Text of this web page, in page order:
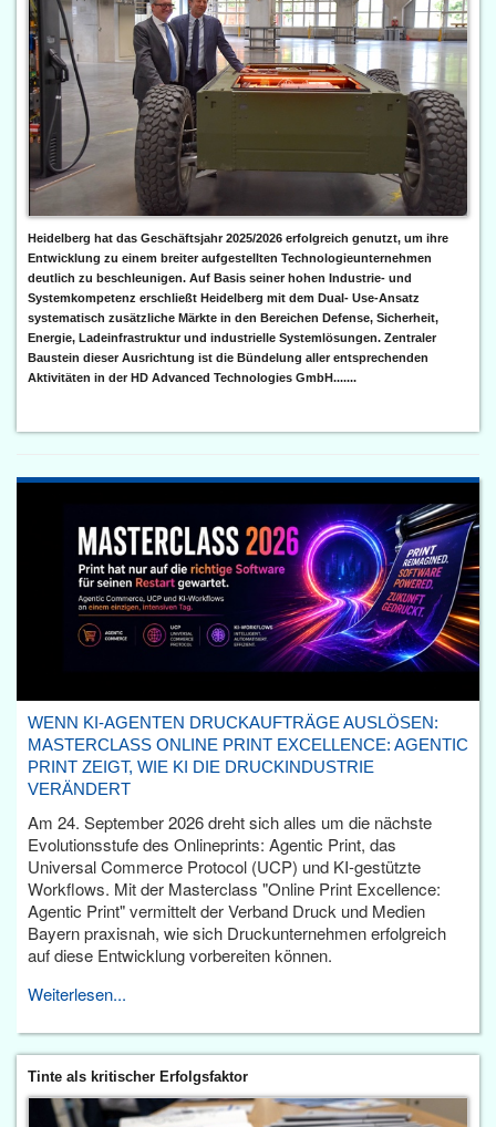
Heidelberg hat das Geschäftsjahr 2025/2026 erfolgreich genutzt, um ihre
Entwicklung zu einem breiter aufgestellten Technologieunternehmen
deutlich zu beschleunigen. Auf Basis seiner hohen Industrie- und
Systemkompetenz erschließt Heidelberg mit dem Dual- Use-Ansatz
systematisch zusätzliche Märkte in den Bereichen Defense, Sicherheit,
Energie, Ladeinfrastruktur und industrielle Systemlösungen. Zentraler
Baustein dieser Ausrichtung ist die Bündelung aller entsprechenden
Aktivitäten in der HD Advanced Technologies GmbH.......
WENN KI-AGENTEN DRUCKAUFTRÄGE AUSLÖSEN:
MASTERCLASS ONLINE PRINT EXCELLENCE: AGENTIC
PRINT ZEIGT, WIE KI DIE DRUCKINDUSTRIE
VERÄNDERT
Am 24. September 2026 dreht sich alles um die nächste
Evolutionsstufe des Onlineprints: Agentic Print, das
Universal Commerce Protocol (UCP) und KI-gestützte
Workflows. Mit der Masterclass "Online Print Excellence:
Agentic Print" vermittelt der Verband Druck und Medien
Bayern praxisnah, wie sich Druckunternehmen erfolgreich
auf diese Entwicklung vorbereiten können.
Weiterlesen...
Tinte als kritischer Erfolgsfaktor